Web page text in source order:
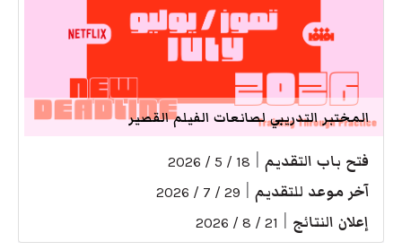
المختبر التدريبي لصانعات الفيلم القصير
فتح باب التقديم 18 / 5 / 2026
آخر موعد للتقديم 29 / 7 / 2026
إعلان النتائج 21 / 8 / 2026